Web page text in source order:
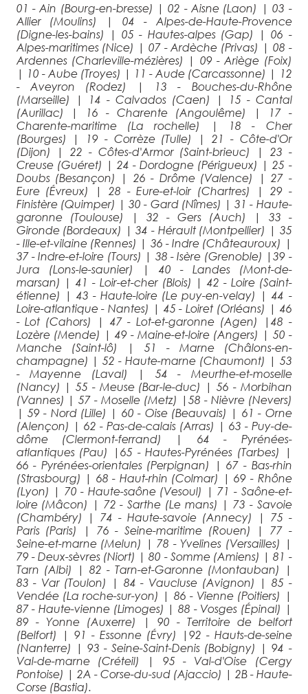
01 - Ain (Bourg-en-bresse) | 02 - Aisne (Laon) | 03 -
Allier (Moulins)
|
04 - Alpes-de-Haute-Provence
(Digne-les-bains)
| 05 - Hautes-alpes (Gap) |06 -
Alpes-maritimes (Nice) | 07 - Ardèche (Privas) | 08 -
Ardennes (Charleville-mézières)
| 09 - Ariège (Foix)
|
10 - Aube (Troyes) | 11 - Aude (Carcassonne) |
12
- Aveyron (Rodez)
|
13 - Bouches-du-Rhône
(Marseille)
| 14 - Calvados (Caen) |
15 - Cantal
(Aurillac)
| 16 - Charente (Angoulême) |
17 -
Charente-maritime (La rochelle)
|
18 - Cher
(Bourges)
| 19 - Corrèze (Tulle) | 21 - Côte-d'Or
(Dijon)
| 22 - Côtes-d'Armor (Saint-brieuc) | 23 -
Creuse (Guéret) | 24 - Dordogne (Périgueux) | 25 -
Doubs (Besançon)
| 26 - Drôme (Valence) | 27 -
Eure (Évreux)
| 28 - Eure-et-loir (Chartres) | 29 -
Finistère (Quimper) |30 - Gard (Nîmes) |31 - Haute-
garonne (Toulouse)
| 32 - Gers (Auch) | 33 -
Gironde (Bordeaux) |34 - Hérault (Montpellier) | 35
- Ille-et-vilaine (Rennes) | 36 - Indre (Châteauroux) |
37 - Indre-et-loire (Tours) | 38 - Isère (Grenoble) |39 -
Jura (Lons-le-saunier)
|40 - Landes (Mont-de-
marsan) |41 - Loir-et-cher (Blois) |42 - Loire (Saint-
étienne)
|43 - Haute-loire (Le puy-en-velay) |44 -
Loire-atlantique - Nantes) |45 - Loiret (Orléans) |46
- Lot (Cahors)
|47 - Lot-et-garonne (Agen) |48 -
Lozère (Mende) |49 - Maine-et-loire (Angers) | 50 -
Manche (Saint-lô)
| 51 - Marne (Châlons-en-
champagne) |52 - Haute-marne (Chaumont) | 53
- Mayenne (Laval)
| 54 - Meurthe-et-moselle
(Nancy) |55 - Meuse (Bar-le-duc) | 56 - Morbihan
(Vannes) |57 - Moselle (Metz) | 58 - Nièvre (Nevers)
| 59 - Nord (Lille) | 60 - Oise (Beauvais) | 61 - Orne
(Alençon) | 62 - Pas-de-calais (Arras) | 63 - Puy-de-
dôme (Clermont-ferrand)
| 64 - Pyrénées-
atlantiques (Pau)
| 65 - Hautes-Pyrénées (Tarbes)
|
66 - Pyrénées-orientales (Perpignan)
|67 - Bas-rhin
(Strasbourg) | 68 - Haut-rhin (Colmar) |69 - Rhône
(Lyon) | 70 - Haute-saône (Vesoul) | 71 - Saône-et-
loire (Mâcon)
| 72 - Sarthe (Le mans) | 73 - Savoie
(Chambéry)
| 74 - Haute-savoie (Annecy) | 75 -
Paris (Paris)
| 76 - Seine-maritime (Rouen) | 77 -
Seine-et-marne (Melun)
| 78 - Yvelines (Versailles)
|
79 - Deux-sèvres (Niort) |80 - Somme (Amiens) |81 -
Tarn (Albi)
| 82 - Tarn-et-Garonne (Montauban)
|
83 - Var (Toulon)
| 84 - Vaucluse (Avignon) | 85 -
Vendée (La roche-sur-yon) | 86 - Vienne (Poitiers)
|
87 - Haute-vienne (Limoges) | 88 - Vosges (Épinal) |
89 - Yonne (Auxerre)
| 90 - Territoire de belfort
(Belfort)
| 91 - Essonne (Évry) | 92 - Hauts-de-seine
(Nanterre)
| 93 - Seine-Saint-Denis (Bobigny) |94 -
Val-de-marne (Créteil)
| 95 - Val-d'Oise (Cergy
Pontoise) | 2A - Corse-du-sud (Ajaccio) | 2B - Haute-
Corse (Bastia).